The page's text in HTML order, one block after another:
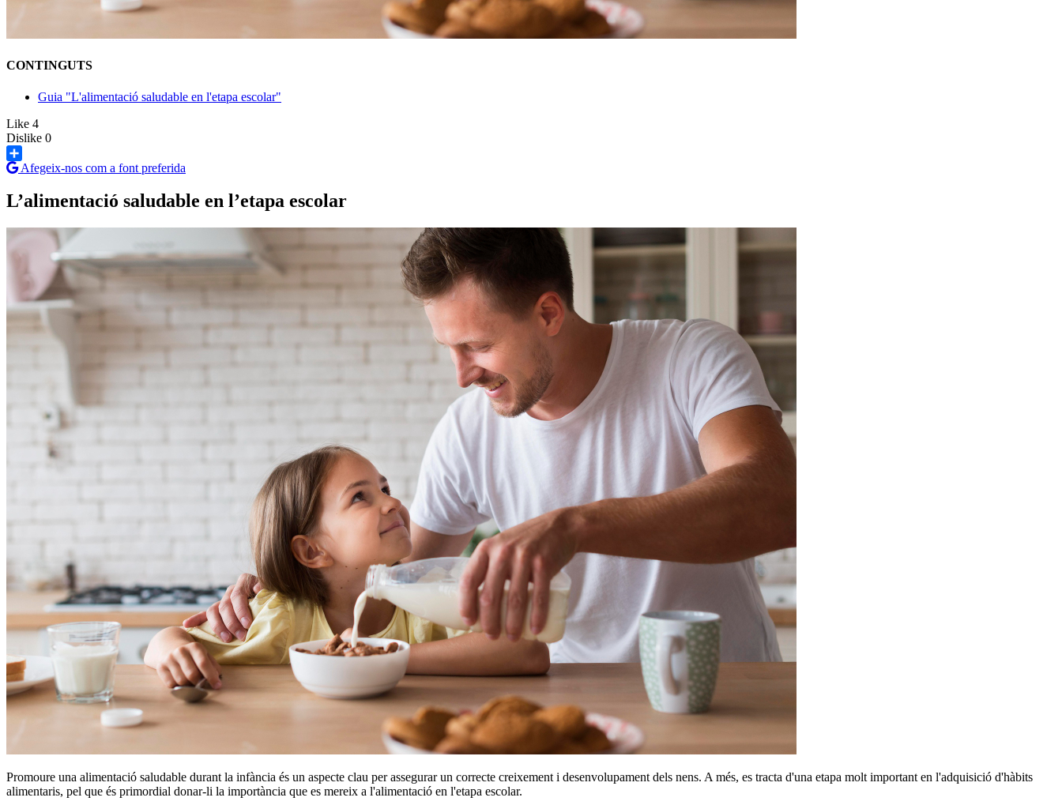
CONTINGUTS
Guia "L'alimentació saludable en l'etapa escolar"
Like 4
Dislike 0
Share
Afegeix-nos com a font preferida
L’alimentació saludable en l’etapa escolar
Promoure una alimentació saludable durant la infància és un aspecte clau per assegurar un correcte creixement i desenvolupament dels nens. A més, es tracta d'una etapa molt important en l'adquisició d'hàbits
alimentaris, pel que és primordial donar-li la importància que es mereix a l'alimentació en l'etapa escolar.